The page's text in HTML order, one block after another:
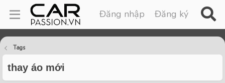
Đăng nhập Đăng ký
Tags
thay áo mới